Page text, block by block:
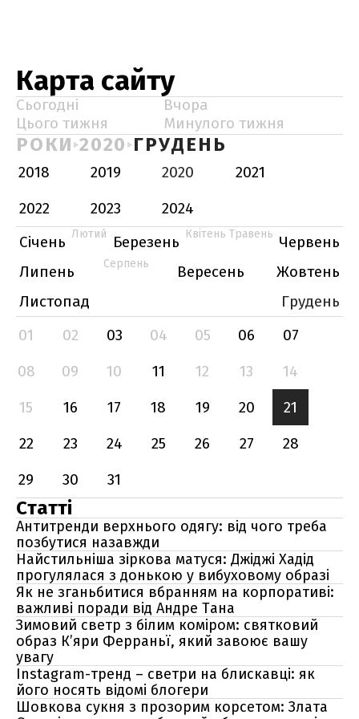
Карта сайту
Сьогодні
Вчора
Цього тижня
Минулого тижня
РОКИ 2020 ГРУДЕНЬ
2018 2019 2020
2021
2022
2023
2024
Січень Лютий Березень Квітень Травень Червень
Липень
Серпень Вересень
Жовтень
Листопад
Грудень
01
02 03 04 05 06
07
08
09 10 11 12 13
14
15
16 17 18 19 20
21
22
23 24 25 26 27
28
29
30 31
Статті
Антитренди верхнього одягу: від чого треба
позбутися назавжди
Найстильніша зіркова матуся: Джіджі Хадід
прогулялася з донькою у вибуховому образі
Як не зганьбитися вбранням на корпоративі:
важливі поради від Андре Тана
Зимовий светр з білим коміром: святковий
образ К’яри Ферраньї, який завоює вашу
увагу
Instagram-тренд – светри на блискавці: як
його носять відомі блогери
Шовкова сукня з прозорим корсетом: Злата